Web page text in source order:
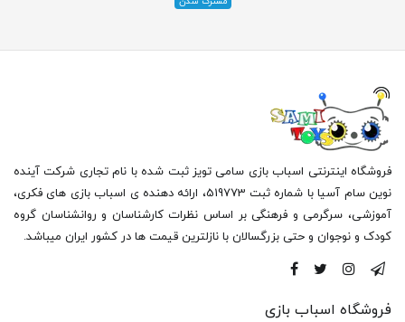
فروشگاه اینترنتی اسباب بازی سامی تویز ثبت شده با نام تجاری شرکت آینده
نوین سام آسیا با شماره ثبت 519773، ارائه دهنده ی اسباب بازی های فکری،
آموزشی، سرگرمی و فرهنگی بر اساس نظرات کارشناسان و روانشناسان گروه
کودک و نوجوان و حتی بزرگسالان با نازلترین قیمت ها در کشور ایران میباشد.
فروشگاه اسباب بازی